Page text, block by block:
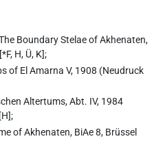
Boundary Stelae of Akhenaten,
H, Ü, K];
of El Amarna V, 1908 (Neudruck
Altertums, Abt. IV, 1984
of Akhenaten, BiAe 8, Brüssel